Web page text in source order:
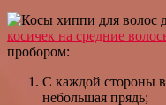
косичек на средние
пробором:
С каждой стороны в
небольшая прядь;